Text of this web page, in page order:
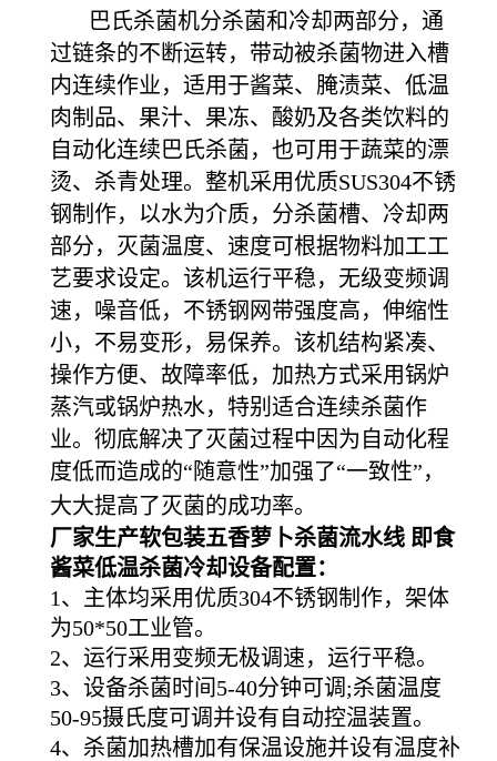
巴氏杀菌机分杀菌和冷却两部分，通
过链条的不断运转，带动被杀菌物进入槽
内连续作业，适用于酱菜、腌渍菜、低温
肉制品、果汁、果冻、酸奶及各类饮料的
自动化连续巴氏杀菌，也可用于蔬菜的漂
烫、杀青处理。整机采用优质SUS304不锈
钢制作，以水为介质，分杀菌槽、冷却两
部分，灭菌温度、速度可根据物料加工工
艺要求设定。该机运行平稳，无级变频调
速，噪音低，不锈钢网带强度高，伸缩性
小，不易变形，易保养。该机结构紧凑、
操作方便、故障率低，加热方式采用锅炉
蒸汽或锅炉热水，特别适合连续杀菌作
业。彻底解决了灭菌过程中因为自动化程
度低而造成的“随意性”加强了“一致性”，
大大提高了灭菌的成功率。
厂家生产软包装五香萝卜杀菌流水线 即食
酱菜低温杀菌冷却设备配置：
1、主体均采用优质304不锈钢制作，架体
为50*50工业管。
2、运行采用变频无极调速，运行平稳。
3、设备杀菌时间5-40分钟可调;杀菌温度
50-95摄氏度可调并设有自动控温装置。
4、杀菌加热槽加有保温设施并设有温度补